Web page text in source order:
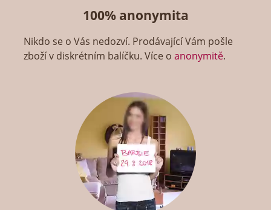
100% anonymita
Nikdo se o Vás nedozví. Prodávající Vám pošle
zboží v diskrétním balíčku. Více oanonymitě.